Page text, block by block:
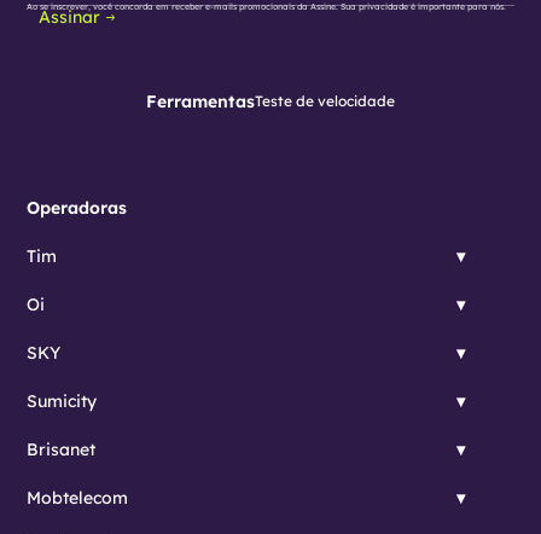
Assinar
Ao se inscrever, você concorda em receber e-mails promocionais da Assine. Sua privacidade é importante para nós.
FerramentasTeste de velocidade
Operadoras
Tim
Oi
SKY
Sumicity
Brisanet
Mobtelecom